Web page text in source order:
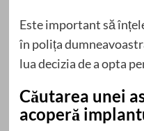
Este important să
în polița
lua decizia de a opta
Căutarea unei
acoperă